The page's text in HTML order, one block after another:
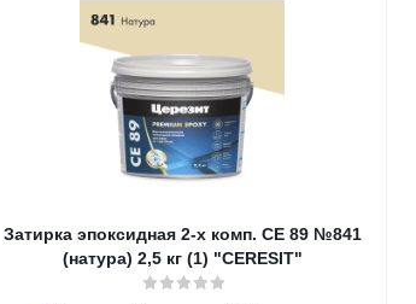
Затирка эпоксидная 2-х комп. CE 89 №841
(натура) 2,5 кг (1) "CERESIT"